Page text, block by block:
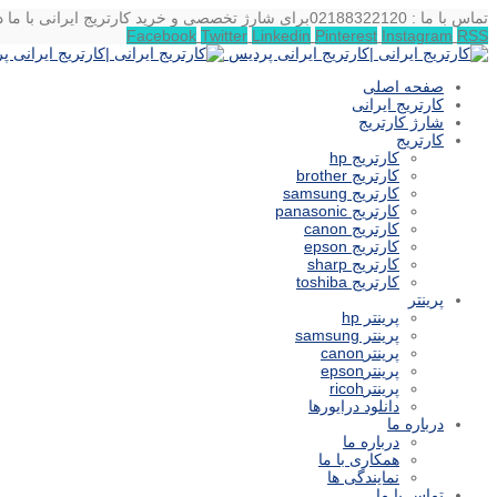
تماس با ما : 02188322120
برای شارژ تخصصی و خرید کارتریج ایرانی با ما
Facebook Twitter Linkedin Pinterest Instagram RSS
صفحه اصلی
کارتریج ایرانی
شارژ کارتریج
کارتریج
کارتریج hp
کارتریج brother
کارتریج samsung
کارتریج panasonic
کارتریج canon
کارتریج epson
کارتریج sharp
کارتریج toshiba
پرینتر
پرینتر hp
پرینتر samsung
پرینترcanon
پرینترepson
پرینترricoh
دانلود درایورها
درباره ما
درباره ما
همکاری با ما
نمایندگی ها